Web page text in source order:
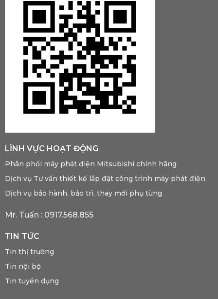
LĨNH VỰC HOẠT ĐỘNG
Phân phối máy phát điện Mitsubishi chính hãng
Dịch vụ Tư vấn thiết kế lắp đặt công trình máy phát điện
Dịch vụ bảo hành, bảo trì, thay mới phụ tùng
Mr. Tuấn : 0917.568.855
TIN TỨC
Tin thị trường
Tin nội bộ
Tin tuyển dụng